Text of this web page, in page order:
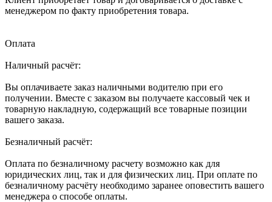
менеджером по факту приобретения товара.
Оплата
Наличный расчёт:
Вы оплачиваете заказ наличными водителю при его
получении. Вместе с заказом вы получаете кассовый чек и
товарную накладную, содержащий все товарные позиции
вашего заказа.
Безналичный расчёт:
Оплата по безналичному расчету возможно как для
юридических лиц, так и для физических лиц. При оплате по
безналичному расчёту необходимо заранее оповестить вашего
менеджера о способе оплаты.